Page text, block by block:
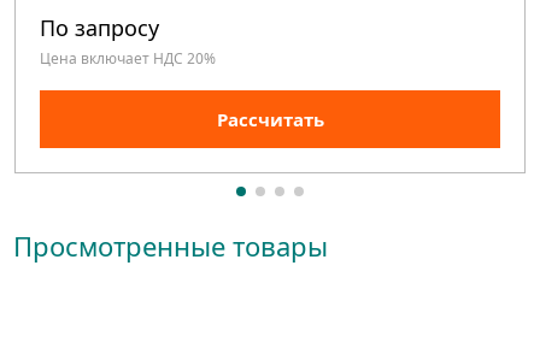
По запросу
Цена включает НДС 20%
Рассчитать
Просмотренные товары